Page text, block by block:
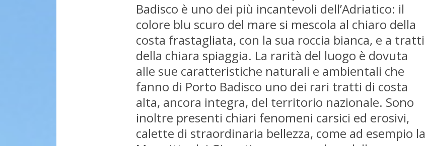
Badisco è uno dei più incantevoli dell’Adriatico: il
colore blu scuro del mare si mescola al chiaro della
costa frastagliata, con la sua roccia bianca, e a tratti
della chiara spiaggia. La rarità del luogo è dovuta
alle sue caratteristiche naturali e ambientali che
fanno di Porto Badisco uno dei rari tratti di costa
alta, ancora integra, del territorio nazionale. Sono
inoltre presenti chiari fenomeni carsici ed erosivi,
calette di straordinaria bellezza, come ad esempio la